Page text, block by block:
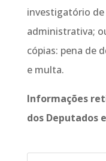
investigatório
administrativa;
cópias: pena de
e multa.
Informações
dos Deputados